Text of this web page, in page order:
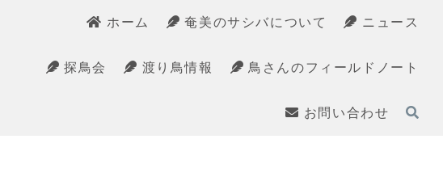
ホーム 奄美のサシバについて ニュース
探鳥会 渡り鳥情報 鳥さんのフィールドノート
お問い合わせ